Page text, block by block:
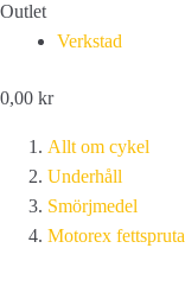
Outlet
Verkstad
0,00 kr
Allt om cykel
Underhåll
Smörjmedel
Motorex fettspruta